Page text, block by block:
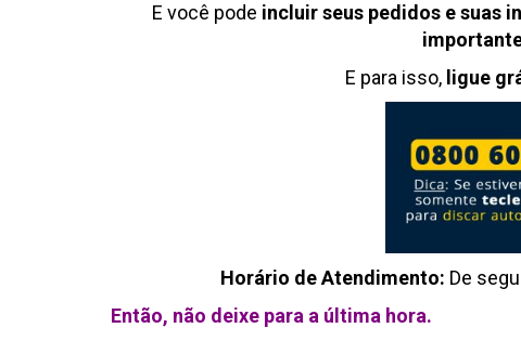
E você pode incluir seus pedidos e suas
E para isso, ligue
Horário de Atendimento: De
Então, não deixe para a última hora.